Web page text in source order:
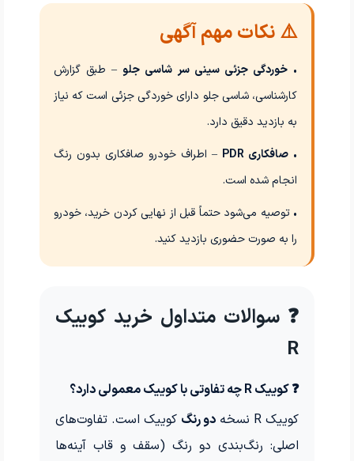
⚠️ نکات مهم آگهی
• خوردگی جزئی سینی سر شاسی جلو – طبق گزارش
کارشناسی، شاسی جلو دارای خوردگی جزئی است که نیاز
به بازدید دقیق دارد.
• صافکاری PDR
– اطراف خودرو صافکاری بدون رنگ
انجام شده است.
• توصیه می‌شود حتماً قبل از نهایی کردن خرید، خودرو
را به صورت حضوری بازدید کنید.
❓ سوالات متداول خرید کوییک
R
❓ کوییک R چه تفاوتی با کوییک معمولی دارد؟
کوییک R نسخه
دو رنگ کوییک است. تفاوت‌های
اصلی: رنگ‌بندی دو رنگ (سقف و قاب آینه‌ها